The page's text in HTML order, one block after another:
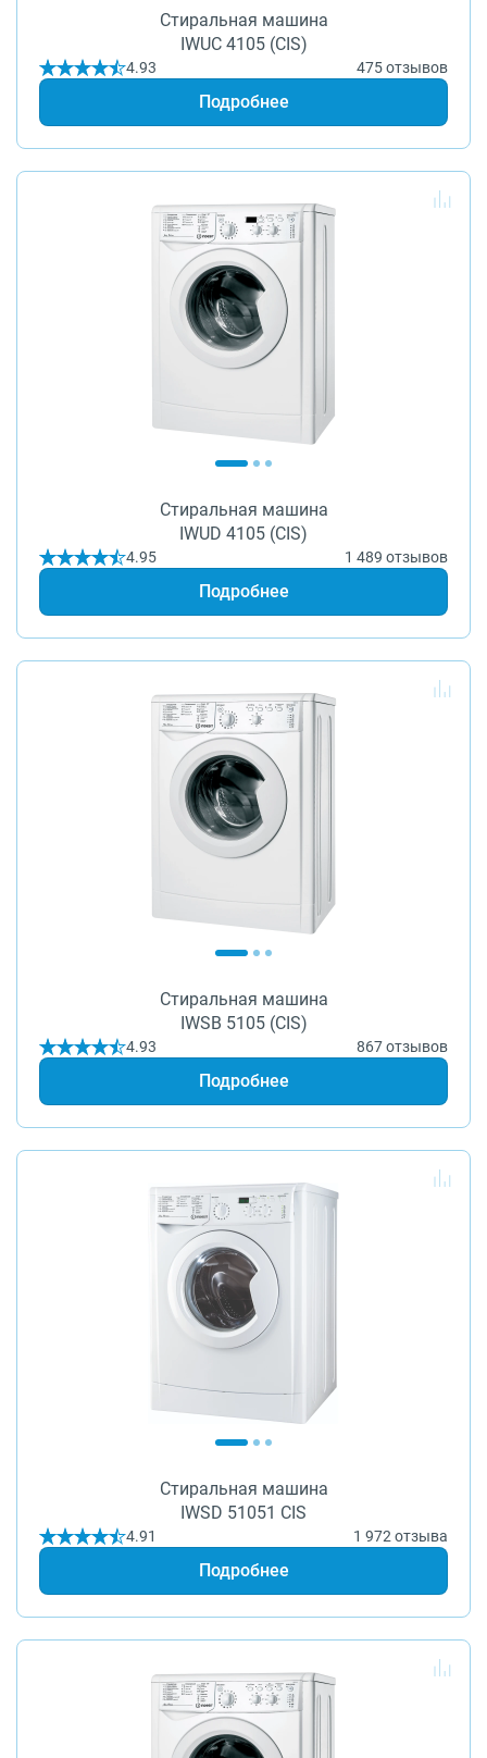
Стиральная машина
IWUC 4105 (CIS)
4.93 475 отзывов
Подробнее
Стиральная машина
IWUD 4105 (CIS)
4.95 1 489 отзывов
Подробнее
Стиральная машина
IWSB 5105 (CIS)
4.93 867 отзывов
Подробнее
Стиральная машина
IWSD 51051 CIS
4.91 1 972 отзыва
Подробнее